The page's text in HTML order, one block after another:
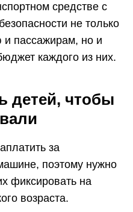
средстве с
не только
и пассажирам, но и
каждого из них.
детей, чтобы
за
поэтому нужно
фиксировать на
возраста.